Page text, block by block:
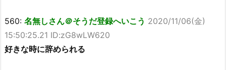
560: 名無しさん＠そうだ登録へいこう 2020/11/06(金)
15:50:25.21 ID:zG8wLW620
好きな時に辞められる